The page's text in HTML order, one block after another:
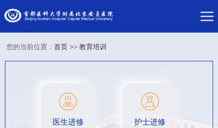
您的当前位置：首页 >>教育培训
医生进修 护士进修